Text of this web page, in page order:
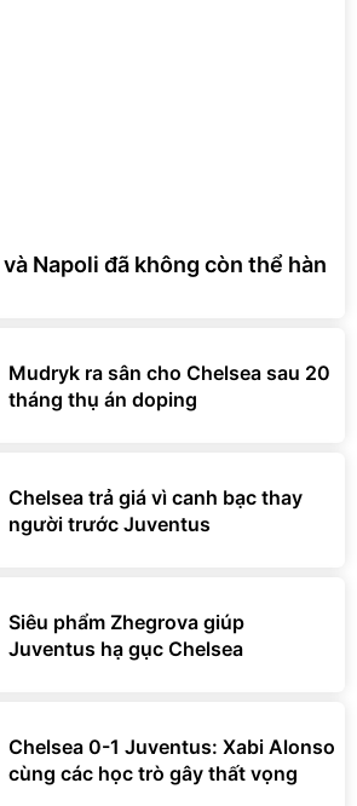
Napoli đã không còn thể hàn
Mudryk ra sân cho Chelsea sau 20
tháng thụ án doping
Chelsea trả giá vì canh bạc thay
người trước Juventus
Siêu phẩm Zhegrova giúp
Juventus hạ gục Chelsea
Chelsea 0-1 Juventus: Xabi Alonso
cùng các học trò gây thất vọng